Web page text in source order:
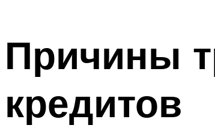
Причины
кредитов